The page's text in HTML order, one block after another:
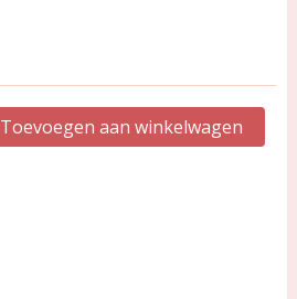
Toevoegen aan winkelwagen